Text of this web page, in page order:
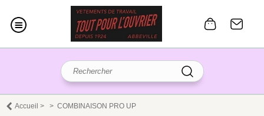
Accueil > > COMBINAISON PRO UP